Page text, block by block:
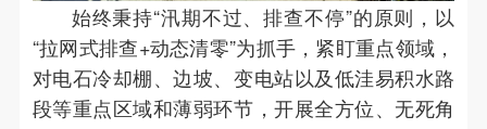
始终秉持“汛期不过、排查不停”的原则，以
“拉网式排查+动态清零”为抓手，紧盯重点领域，
对电石冷却棚、边坡、变电站以及低洼易积水路
段等重点区域和薄弱环节，开展全方位、无死角